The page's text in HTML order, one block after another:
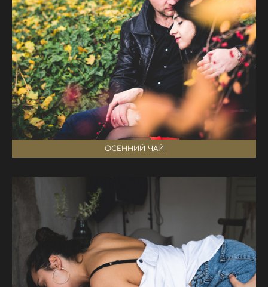
ОСЕННИЙ ЧАЙ